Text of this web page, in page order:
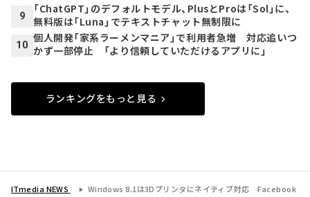
9
「ChatGPT」のデフォルトモデル、PlusとProは「Sol」に、
無料版は「Luna」でテキストチャット無制限に
10
個人開発「家系ラーメンマニア」で利用者急増 対応追いつ
かず一部停止 「より信頼していただけるアプリに」
ランキングをもっと見る
ITmedia NEWS
Windows 8.1は3Dプリンタにネイティブ対応 Facebook